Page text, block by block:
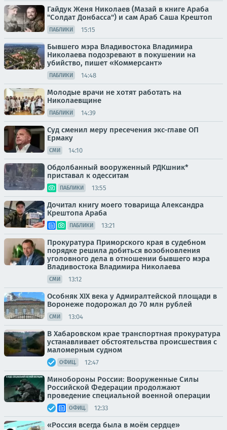
Гайдук Женя Николаев (Мазай в книге Араба
"Солдат Донбасса") и сам Араб Саша Крештоп
ПАБЛИКИ 15:15
Бывшего мэра Владивостока Владимирa
Николаева подозревают в покушении на
убийство, пишет «Коммерсант»
ПАБЛИКИ 14:48
Молодые врачи не хотят работать на
Николаевщине
ПАБЛИКИ 14:39
Суд сменил меру пресечения экс-главе ОП
Ермаку
СМИ 14:10
Обдолбанный вооруженный РДКшник*
приставал к одесситам
ПАБЛИКИ 13:55
Дочитал книгу моего товарища Александра
Крештопа Араба
ПАБЛИКИ 13:21
Прокуратура Приморского края в судебном
порядке решила добиться возобновления
уголовного дела в отношении бывшего мэра
Владивостока Владимира Николаева
СМИ 13:12
Особняк XIX века у Адмиралтейской площади в
Воронеже подорожал до 70 млн рублей
СМИ 13:04
В Хабаровском крае транспортная прокуратура
устанавливает обстоятельства происшествия с
маломерным судном
ОФИЦ. 12:47
Минобороны России: Вооруженные Силы
Российской Федерации продолжают
проведение специальной военной операции
ОФИЦ. 12:33
«Россия всегда была в моём сердце»